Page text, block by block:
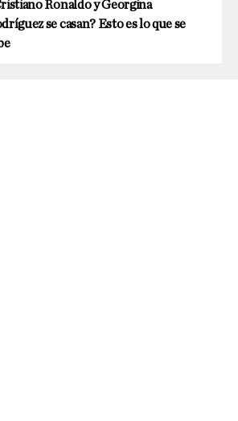
Ronaldo y Georgina
se casan? Esto es lo que se